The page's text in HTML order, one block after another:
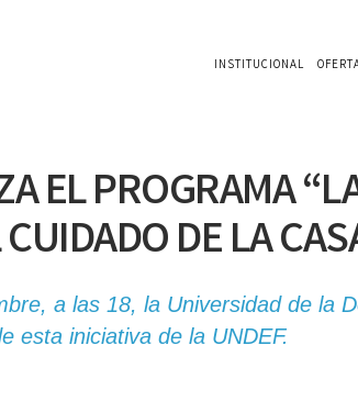
INSTITUCIONAL
EL PROGRAMA
DE LA
a las 18, la Universidad de la
esta iniciativa de la UNDEF.